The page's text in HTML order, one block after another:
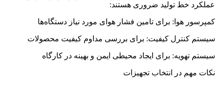
عملکرد خط تولید ضروری هستند:
کمپرسور هوا: برای تامین فشار هوای مورد نیاز دستگاه‌ها
سیستم کنترل کیفیت: برای بررسی مداوم کیفیت محصولات
سیستم تهویه: برای ایجاد محیطی ایمن و بهینه در کارگاه
نکات مهم در انتخاب تجهیزات